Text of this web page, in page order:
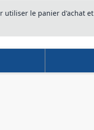
utiliser le panier d'achat et